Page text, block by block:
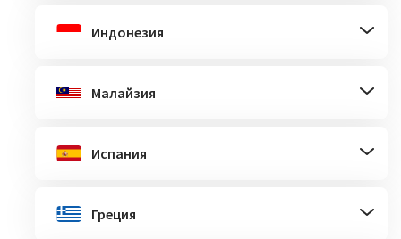
Индонезия
Малайзия
Испания
Греция